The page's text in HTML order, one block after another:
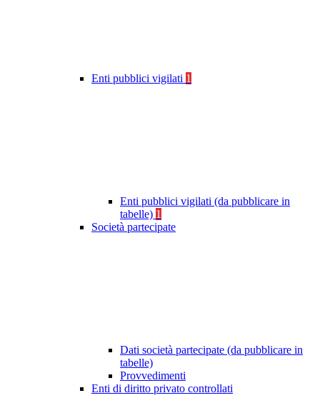
Enti pubblici vigilati 1
Enti pubblici vigilati (da pubblicare in
tabelle) 1
Società partecipate
Dati società partecipate (da pubblicare in
tabelle)
Provvedimenti
Enti di diritto privato controllati